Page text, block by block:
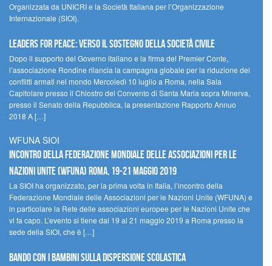
Organizzata da UNICRI e la Società Italiana per l’Organizzazione
Internazionale (SIOI).
Leaders for peace: verso il sostegno della società civile
Dopo il supporto del Governo italiano e la firma del Premier Conte,
l’associazione Rondine rilancia la campagna globale per la riduzione dei
conflitti armati nel mondo Mercoledì 10 luglio a Roma, nella Sala
Capitolare presso il Chiostro del Convento di Santa Maria sopra Minerva,
presso il Senato della Repubblica, la presentazione Rapporto Annuo
2018 A […]
WFUNA SIOI
Incontro della Federazione Mondiale delle Associazioni per le
Nazioni Unite (WFUNA) Roma, 19-21 maggio 2019
La SIOI ha organizzato, per la prima volta in Italia, l’incontro della
Federazione Mondiale delle Associazioni per le Nazioni Unite (WFUNA) e
in particolare la Rete delle associazioni europee per le Nazioni Unite che
vi fa capo. L’evento si tiene dal 19 al 21 maggio 2019 a Roma presso la
sede della SIOI, che è […]
Bando Con i Bambini sulla dispersione scolastica